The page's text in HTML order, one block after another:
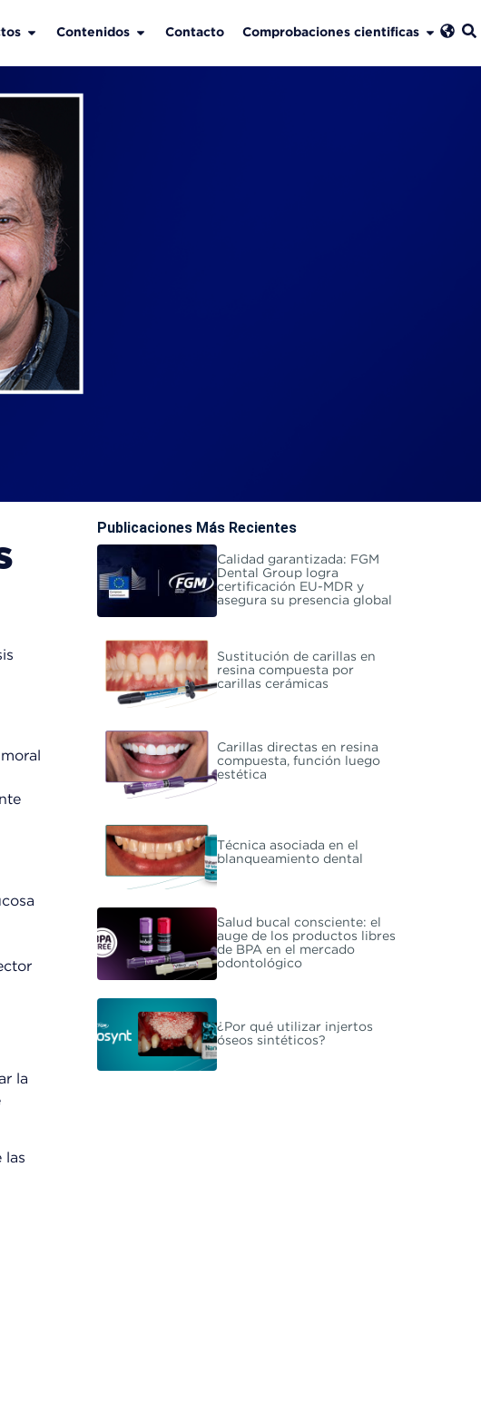
Contenidos Contacto Comprobaciones cientificas
la
las
Publicaciones Más Recientes
Calidad garantizada: FGM
Dental Group logra
certificación EU-MDR y
asegura su presencia global
Sustitución de carillas en
resina compuesta por
carillas cerámicas
Carillas directas en resina
compuesta, función luego
estética
Técnica asociada en el
blanqueamiento dental
Salud bucal consciente: el
auge de los productos libres
de BPA en el mercado
odontológico
¿Por qué utilizar injertos
óseos sintéticos?